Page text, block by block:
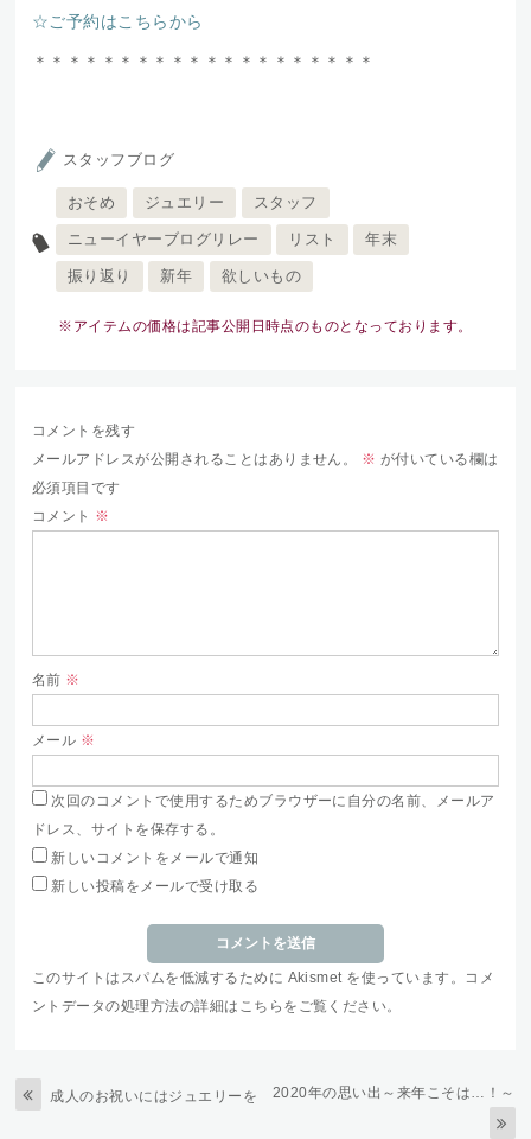
☆ご予約はこちらから
＊＊＊＊＊＊＊＊＊＊＊＊＊＊＊＊＊＊＊＊
スタッフブログ
おそめ ジュエリー スタッフ
ニューイヤーブログリレー リスト 年末
振り返り 新年 欲しいもの
※アイテムの価格は記事公開日時点のものとなっております。
コメントを残す
メールアドレスが公開されることはありません。
※ が付いている欄は
必須項目です
コメント ※
名前 ※
メール ※
次回のコメントで使用するためブラウザーに自分の名前、メールア
ドレス、サイトを保存する。
新しいコメントをメールで通知
新しい投稿をメールで受け取る
このサイトはスパムを低減するために Akismet を使っています。
コメ
ントデータの処理方法の詳細はこちらをご覧ください。
成人のお祝いにはジュエリーを 2020年の思い出～来年こそは…！～